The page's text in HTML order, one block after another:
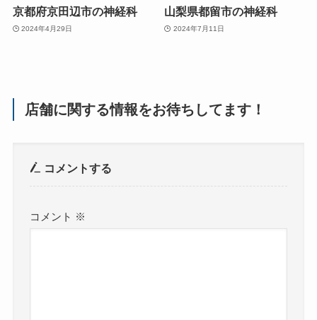
京都府京田辺市の神経科
2024年4月29日
山梨県都留市の神経科
2024年7月11日
店舗に関する情報をお待ちしてます！
コメントする
コメント ※